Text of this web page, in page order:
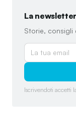
La newsletter
Storie, consigli
Iscrivendoti accetti